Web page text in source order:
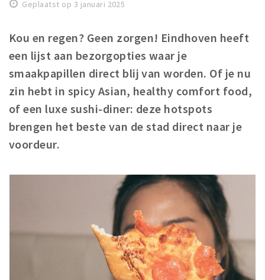
Werken
Aanbiedingen
Ook reclame maken?
Over Eindhovens Rondje
Inloggen
Geplaatst op 3 januari 2025
Kou en regen? Geen zorgen! Eindhoven heeft
een lijst aan bezorgopties waar je
smaakpapillen direct blij van worden. Of je nu
zin hebt in spicy Asian, healthy comfort food,
of een luxe sushi-diner: deze hotspots
brengen het beste van de stad direct naar je
voordeur.